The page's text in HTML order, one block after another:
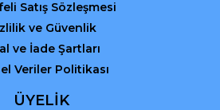
Satış Sözleşmesi
ve Güvenlik
ve İade Şartları
Veriler Politikası
ÜYELİK